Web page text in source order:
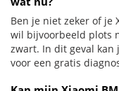
Ben je niet zeker of je
wil bijvoorbeeld plots
zwart. In dit geval
voor een gratis